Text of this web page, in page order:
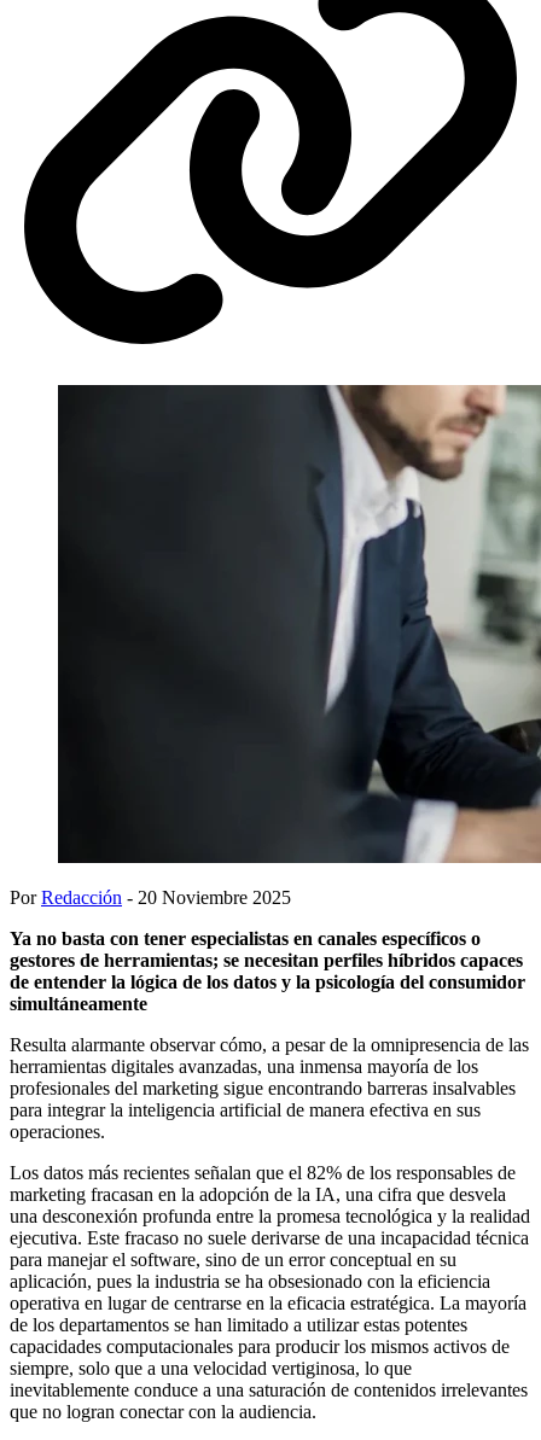
PorRedacción - 20 Noviembre 2025
Ya no basta con tener especialistas en canales específicos o
gestores de herramientas; se necesitan perfiles híbridos capaces
de entender la lógica de los datos y la psicología del consumidor
simultáneamente
Resulta alarmante observar cómo, a pesar de la omnipresencia de las
herramientas digitales avanzadas, una inmensa mayoría de los
profesionales del marketing sigue encontrando barreras insalvables
para integrar la inteligencia artificial de manera efectiva en sus
operaciones.
Los datos más recientes señalan que el 82% de los responsables de
marketing fracasan en la adopción de la IA, una cifra que desvela
una desconexión profunda entre la promesa tecnológica y la realidad
ejecutiva. Este fracaso no suele derivarse de una incapacidad técnica
para manejar el software, sino de un error conceptual en su
aplicación, pues la industria se ha obsesionado con la eficiencia
operativa en lugar de centrarse en la eficacia estratégica. La mayoría
de los departamentos se han limitado a utilizar estas potentes
capacidades computacionales para producir los mismos activos de
siempre, solo que a una velocidad vertiginosa, lo que
inevitablemente conduce a una saturación de contenidos irrelevantes
que no logran conectar con la audiencia.